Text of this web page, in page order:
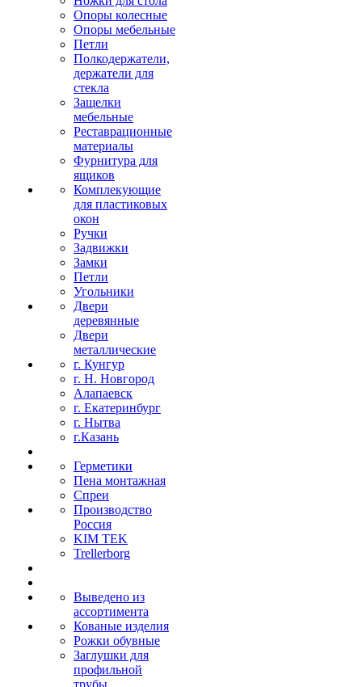
Опоры колесные
Опоры мебельные
Петли
Полкодержатели,
держатели для
стекла
Защелки
мебельные
Реставрационные
материалы
Фурнитура для
ящиков
Комплекующие
для пластиковых
окон
Ручки
Задвижки
Замки
Петли
Угольники
Двери
деревянные
Двери
металлические
г. Кунгур
г. Н. Новгород
Алапаевск
г. Екатеринбург
г. Нытва
г.Казань
Герметики
Пена монтажная
Спреи
Производство
Россия
KIM TEK
Trellerborg
Выведено из
ассортимента
Кованые изделия
Рожки обувные
Заглушки для
профильной
трубы